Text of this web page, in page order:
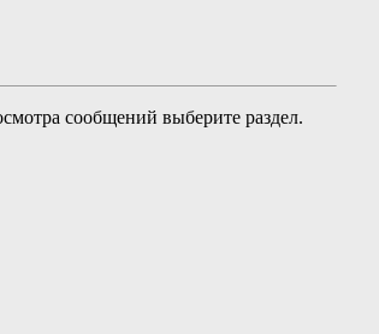
сообщений выберите раздел.